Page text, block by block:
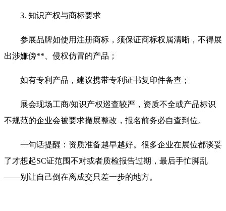
3. 知识产权与商标要求
参展品牌如使用注册商标，须保证商标权属清晰，不得展
出涉嫌傍**、侵权仿冒的产品；
如有专利产品，建议携带专利证书复印件备查；
展会现场工商/知识产权巡查较严，资质不全或产品标识
不规范的企业会被要求撤展整改，报名前务必自查到位。
一句话提醒：资质准备越早越好。很多企业在展位都谈妥
了才想起SC证范围不对或者质检报告过期，最后手忙脚乱
——别让自己倒在离成交只差一步的地方。